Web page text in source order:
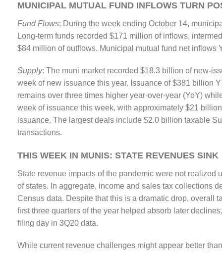
MUNICIPAL MUTUAL FUND INFLOWS TURN
Fund Flows: During the week ending October 14,
Long-term funds recorded $171 million of inflows,
$84 million of outflows. Municipal mutual fund net inflows
Supply: The muni market recorded $18.3 billion of new-
week of new issuance this year. Issuance of $381 billion
remains over three times higher year-over-year (YoY)
week of issuance this week, with approximately $21
issuance. The largest deals include $2.0 billion taxable
transactions.
THIS WEEK IN MUNIS: STATE REVENUES SINK
State revenue impacts of the pandemic were not
of states. In aggregate, income and sales tax collections
Census data. Despite that this is a dramatic drop, overall
first three quarters of the year helped absorb later
filing day in 3Q20 data.
While current revenue challenges might appear better